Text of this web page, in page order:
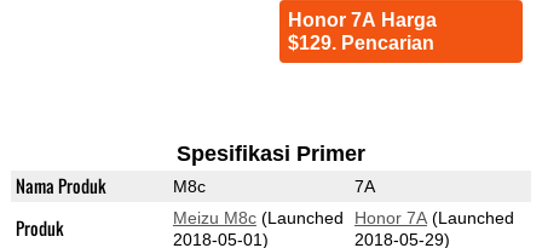
Honor 7A Harga
$129. Pencarian
Spesifikasi Primer
Nama Produk M8c 7A
Produk Meizu M8c(Launched
2018-05-01)
Honor 7A(Launched
2018-05-29)